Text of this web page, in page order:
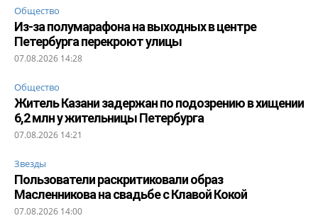
Общество
Из-за полумарафона на выходных в центре
Петербурга перекроют улицы
07.08.2026 14:28
Общество
Житель Казани задержан по подозрению в хищении
6,2 млн у жительницы Петербурга
07.08.2026 14:21
Звезды
Пользователи раскритиковали образ
Масленникова на свадьбе с Клавой Кокой
07.08.2026 14:00